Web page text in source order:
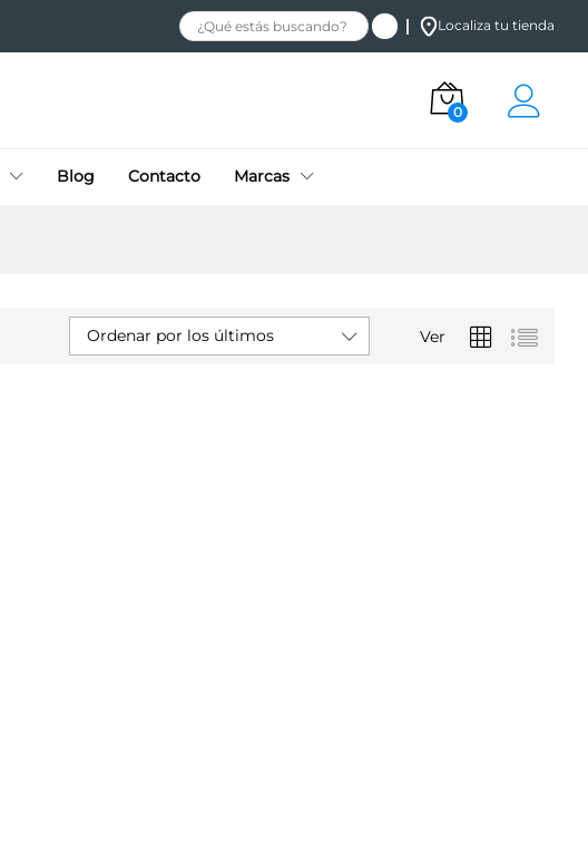
Localiza tu tienda
0
Blog Contacto Marcas
Ver
Ordenar por los últimos